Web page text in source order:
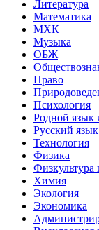
Литература
Математика
МХК
Музыка
ОБЖ
Право
Психология
Родной язык
Русский язык
Технология
Физика
Физкультура
Химия
Экология
Экономика